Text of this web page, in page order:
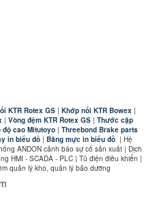
KTR Rotex GS |Khớp nối KTR Bowex |
|Vòng đệm KTR Rotex GS |Thước cặp
độ cao Mitutoyo |Threebond Brake parts
in biểu đồ |Băng mực in biểu đồ | Hệ
ANDON cảnh báo sự cố sản xuất | Dịch
HMI - SCADA - PLC | Tủ điện điều khiển |
quản lý kho, quản lý bảo dưỡng